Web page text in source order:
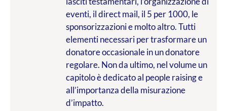
eventi, il direct mail, il 5 per 1000, le
sponsorizzazioni e molto altro. Tutti
elementi necessari per trasformare un
donatore occasionale in un donatore
regolare. Non da ultimo, nel volume un
capitolo è dedicato al people raising e
all’importanza della misurazione
d’impatto.